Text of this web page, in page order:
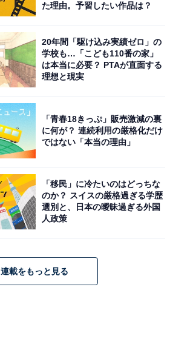
た理由。予習したい作品は？
20年間「駆け込み実績ゼロ」の
学校も…「こども110番の家」
は本当に必要？ PTAが直面する
理想と現実
「青春18きっぷ」販売激減の裏
に何が？ 連続利用の厳格化だけ
ではない「本当の理由」
「移民」に冷たいのはどっちな
のか？ スイスの厳格過ぎる学歴
選別と、日本の曖昧過ぎる外国
人政策
連載をもっと見る